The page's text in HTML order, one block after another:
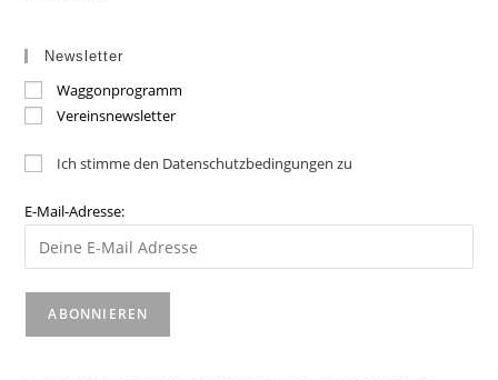
Newsletter
Waggonprogramm
Vereinsnewsletter
Ich stimme den Datenschutzbedingungen zu
E-Mail-Adresse: